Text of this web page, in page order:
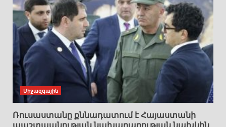
Միջազգային
Ռուսաստանը քննադատում է Հայաստանի